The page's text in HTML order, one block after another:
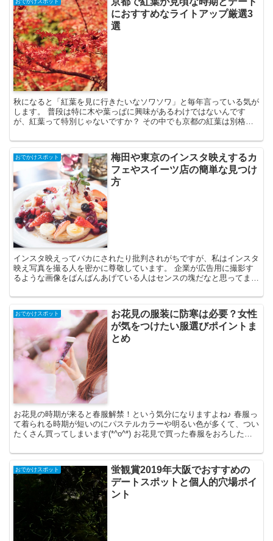
におすすめなライトアップ厳選3
選
秋になると「紅葉を見に行きたいなソワソワ」と毎年言っている気が
します。 普段は特に木や葉っぱに興味があるわけではないんです
が、紅葉って特別じゃないですか？ その中でも京都の紅葉は別格
おでかけスポット
梅田や東京のインスタ映えするカ
フェやスイーツ店の簡単な見つけ
方
インスタ映えってバカにされたり批判されがちですが、私はインスタ
映え写真を撮る人を密かに尊敬しています。 企業が広告用に撮影す
るような画像をばんばんあげている人はセンスの塊だなと思ってま
おでかけスポット
お花見の服装に防寒は必要？女性
が気をつけたい服選びポイントま
とめ
お花見の時期が来ると春服解禁！という気分になりますよね♪ 春服っ
て着られる時期が短いのにパステルカラーや明るい色が多くて、つい
たくさん買ってしまいます(*^o^*) お花見で買った春服をおろした
おでかけスポット
蛍観賞2019年大阪でおすすめの
デートスポットと個人的穴場ポイ
ント